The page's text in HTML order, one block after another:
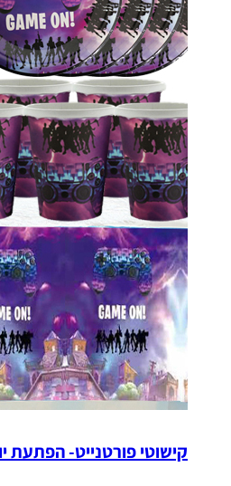
קישוטי פורטנייט- הפתעת